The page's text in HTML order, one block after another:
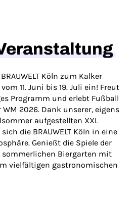
Köln zum Kalker
11. Juni bis 19. Juli ein! Freut
Programm und erlebt Fußball
2026. Dank unserer, eigens
aufgestellten XXL
die BRAUWELT Köln in eine
Genießt die Spiele der
sommerlichen Biergarten mit
vielfältigen gastronomischen